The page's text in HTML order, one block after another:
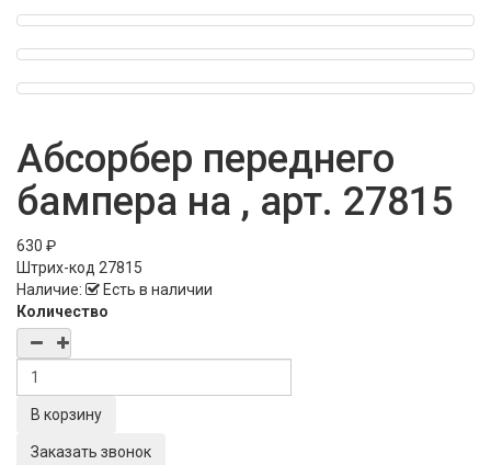
Абсорбер переднего
бампера на , арт. 27815
630 ₽
Штрих-код 27815
Наличие:
Есть в наличии
Количество
Заказать звонок